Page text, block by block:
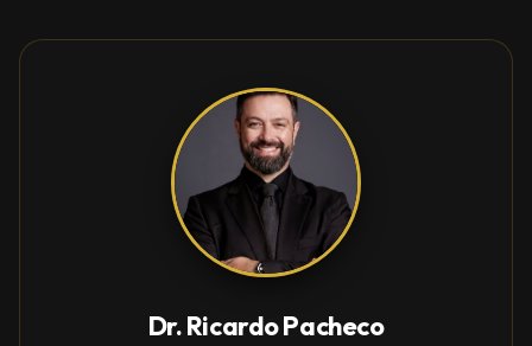
Dr. Ricardo Pacheco